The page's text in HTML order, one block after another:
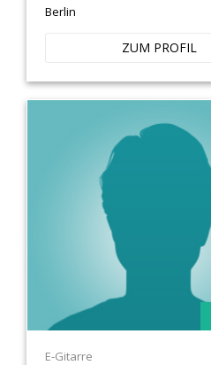
Berlin
ZUM PROFIL
E-Gitarre